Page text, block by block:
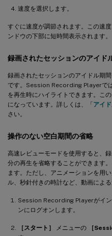
速度を選択します。
すぐに速度が調節されます。この速
ンドウの下部に短時間表示されます。
録画されたセッションのアイド
録画されたセッションのアイドル期
です。Session Recording Playerで
を再生時にハイライトできます。こ
になっています。詳しくは、「アイ
さい。
操作のない空白期間の省略
高速レビューモードを使用すると、
分の再生を省略することができます
ます。ただし、アニメーションを用
ル、秒針付きの時計など、動画によ
Session Recording Playerがイン
ンにログオンします。
［スタート］ メニューの ［